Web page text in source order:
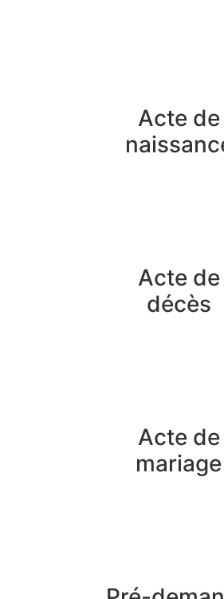
Acte de
Acte de
décès
Acte de
mariage